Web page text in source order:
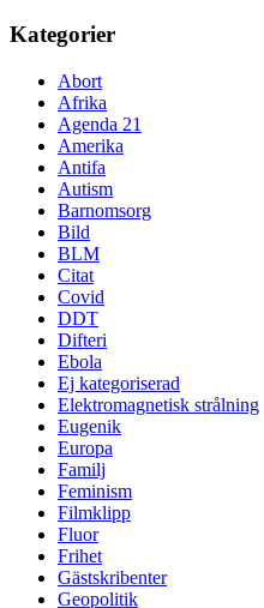
Kategorier
Abort
Afrika
Agenda 21
Amerika
Antifa
Autism
Barnomsorg
Bild
BLM
Citat
Covid
DDT
Difteri
Ebola
Ej kategoriserad
Elektromagnetisk strålning
Eugenik
Europa
Familj
Feminism
Filmklipp
Fluor
Frihet
Gästskribenter
Geopolitik